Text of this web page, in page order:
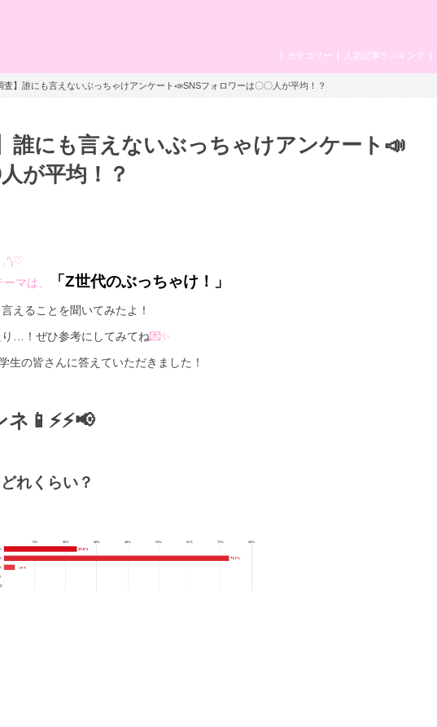
人気記事ランキング
カテゴリー
】誰にも言えないぶっちゃけアンケート📣SNSフォロワーは〇〇人が平均！？
誰にも言えないぶっちゃけアンケート📣
が平均！？
マは、
「Z世代のぶっちゃけ！」
えることを聞いてみたよ！
…！ぜひ参考にしてみてね💌✨
生の皆さんに答えていただきました！
📱⚡⚡📢
れくらい？